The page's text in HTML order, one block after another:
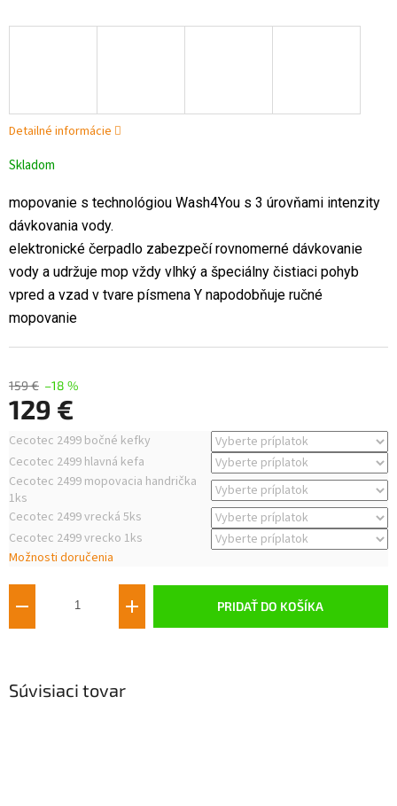
159 € –18 %
129 €
Jednotková
cena:
Skladom
Cecotec 2499 bočné kefky
Cecotec 2499 hlavná kefa
Cecotec 2499 mopovacia handrička
1ks
Cecotec 2499 vrecká 5ks
Cecotec 2499 vrecko 1ks
Možnosti doručenia
PRIDAŤ DO KOŠÍKA
mopovanie s technológiou Wash4You s 3 úrovňami intenzity
dávkovania vody.
elektronické čerpadlo zabezpečí rovnomerné dávkovanie
vody a udržuje mop vždy vlhký a špeciálny čistiaci pohyb
vpred a vzad v tvare písmena Y napodobňuje ručné
mopovanie
Detailné informácie
Súvisiaci tovar